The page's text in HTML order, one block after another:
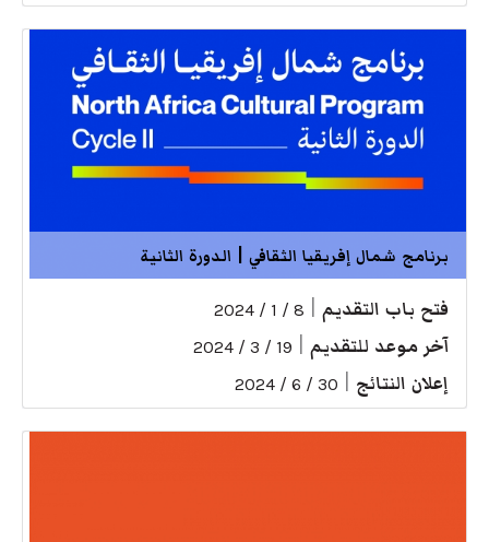
برنامج شمال إفريقيا الثقافي | الدورة الثانية
فتح باب التقديم 8 / 1 / 2024
آخر موعد للتقديم 19 / 3 / 2024
إعلان النتائج 30 / 6 / 2024